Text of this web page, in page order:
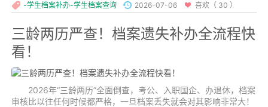
-学生档案补办-学生档案查询 2026-07-06 喜欢（ 30 ）
三龄两历严查！档案遗失补办全流程快
看！
2026年“三龄两历”全面倒查，考公、入职国企、办退休，档案
审核比以往任何时候都严格，一旦档案丢失就会对其影响非常大！